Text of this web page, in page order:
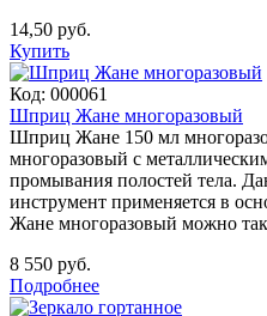
14,50 руб.
Купить
Код: 000061
Шприц Жане многоразовый
Шприц Жане 150 мл
многоразовый с
промывания полостей тела.
инструмент применяется в
Жане многоразовый можно
8 550 руб.
Подробнее